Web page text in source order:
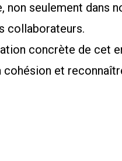
seulement dans
collaborateurs.
concrète de cet
cohésion et